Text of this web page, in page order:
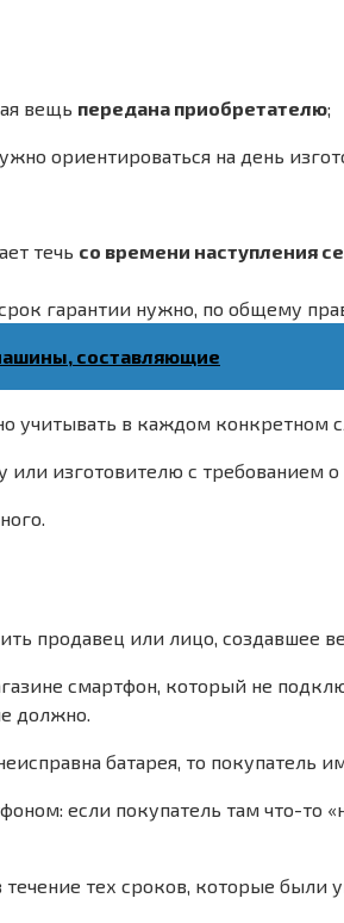
вещь передана приобретателю;
ориентироваться на день
течь со времени наступления
гарантии нужно, по общему
составляющие
учитывать в каждом конкретном
или изготовителю с требованием
продавец или лицо, создавшее
смартфон, который не
должно.
батарея, то покупатель
если покупатель там что-то
течение тех сроков, которые были